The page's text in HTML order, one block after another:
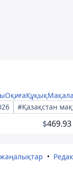
ОқиғаҚұқық
#Қазақстан
$469.93